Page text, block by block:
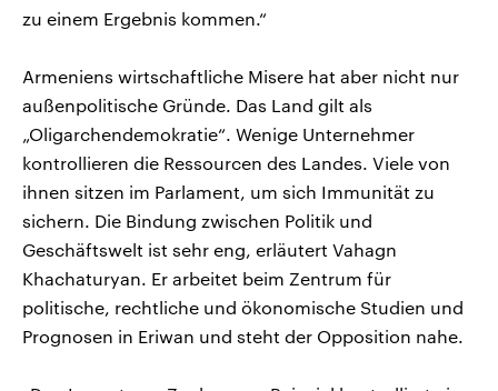
zu einem Ergebnis kommen.“
Armeniens wirtschaftliche Misere hat aber nicht nur
außenpolitische Gründe. Das Land gilt als
„Oligarchendemokratie“. Wenige Unternehmer
kontrollieren die Ressourcen des Landes. Viele von
ihnen sitzen im Parlament, um sich Immunität zu
sichern. Die Bindung zwischen Politik und
Geschäftswelt ist sehr eng, erläutert Vahagn
Khachaturyan. Er arbeitet beim Zentrum für
politische, rechtliche und ökonomische Studien und
Prognosen in Eriwan und steht der Opposition nahe.